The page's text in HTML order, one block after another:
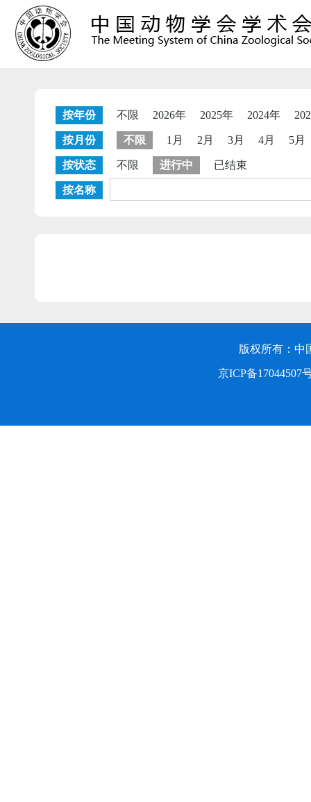
按年份 不限 2026年 2025年 2024年
按月份 不限 1月 2月 3月 4月 5月
按状态 不限 进行中 已结束
按名称
版权所有：中
京ICP备17044507